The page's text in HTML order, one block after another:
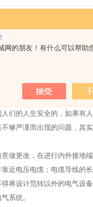
网的朋友！有什么可以帮助
发布日期：
杂的，因为电子类的东西会
业人员都是会经过一定的
过一定的培训才能够胜任的
，不管是气体还是粉尘组
许它们的各自的功能就会
们的人生安全的，如果有
够严谨而出现的问题，其实
更改，在进行内外接地
近电压电缆；电缆导线的
将设计范转以外的电气设
系统。